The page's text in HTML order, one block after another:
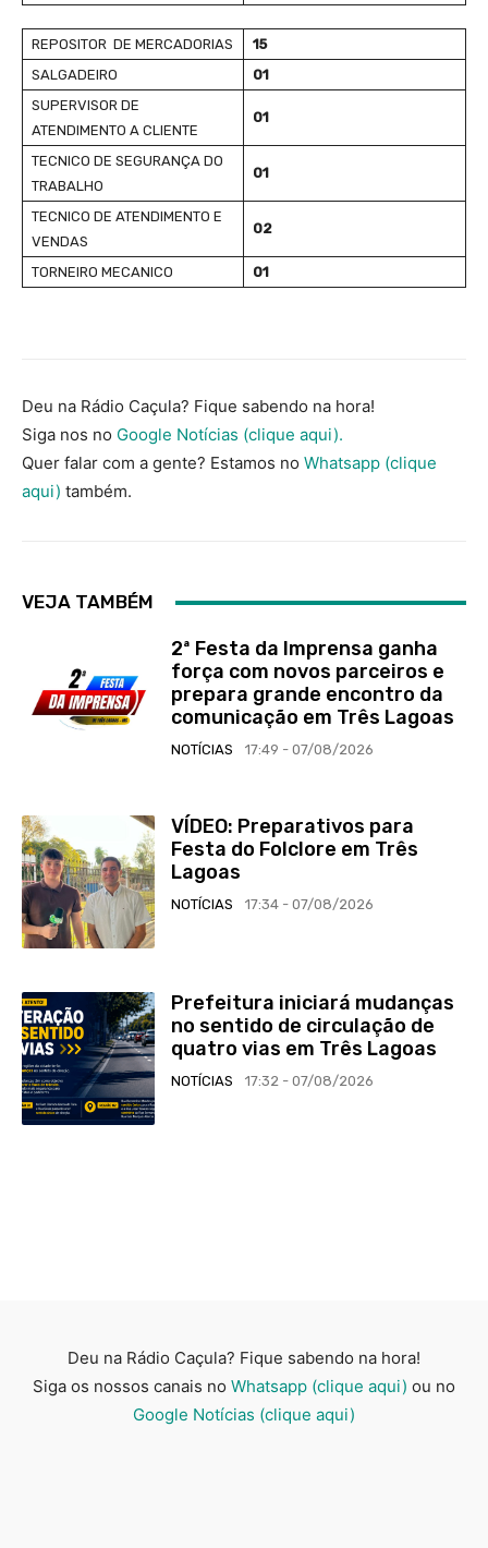
REPOSITOR DE MERCADORIAS
15
SALGADEIRO
01
SUPERVISOR DE
ATENDIMENTO A CLIENTE
01
TECNICO DE SEGURANÇA DO
TRABALHO
01
TECNICO DE ATENDIMENTO E
VENDAS
02
TORNEIRO MECANICO 01
Deu na Rádio Caçula? Fique sabendo na hora!
Siga nos no Google Notícias (clique aqui).
Quer falar com a gente? Estamos no Whatsapp (clique
aqui) também.
VEJA TAMBÉM
2ª Festa da Imprensa ganha
força com novos parceiros e
prepara grande encontro da
comunicação em Três Lagoas
NOTÍCIAS 17:49 - 07/08/2026
VÍDEO: Preparativos para
Festa do Folclore em Três
Lagoas
NOTÍCIAS 17:34 - 07/08/2026
Prefeitura iniciará mudanças
no sentido de circulação de
quatro vias em Três Lagoas
NOTÍCIAS 17:32 - 07/08/2026
Deu na Rádio Caçula? Fique sabendo na hora!
Siga os nossos canais no Whatsapp (clique aqui) ou no
Google Notícias (clique aqui)